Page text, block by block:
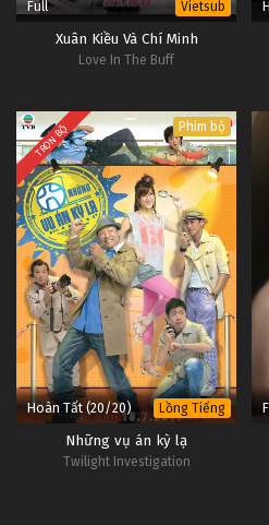
Full Vietsub
Xuân Kiều Và Chí Minh
Love In The Buff
TRỌN BỘ Phim bộ
Hoàn Tất (20/20) Lồng Tiếng
Những vụ án kỳ lạ
Twilight Investigation